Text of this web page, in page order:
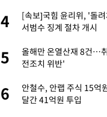
4
[속보]국힘 윤리위, '돌
서범수 징계 절차 개시
5
올해만 온열산재 8건…
전조치 위반'
6
안철수, 안랩 주식 15
달간 41억원 투입